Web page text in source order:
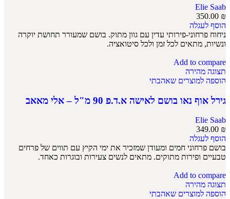
Elie Saab
350.00 ₪
הוסף לעגלה
ניחוח פרחוני-פירותי עדין עם גוון מתוק. בושם שמעורר תחושת יוקרה
ונשיות, מתאים לכל זמן ולכל סיטואציה.
Add to compare
תצוגה מהירה
הוספה למוצרים שאהבתי
גירל אוף נאו בושם לאישה א.ד.פ 90 מ"ל – אלי מאאב
Elie Saab
349.00 ₪
הוסף לעגלה
בושם פרחוני חמים ומעודן שמזכיר את ימי הקיץ עם תווים של פרחים
טבעיים ופירות מתוקים. מתאים לנשים צעירות ובוגרות כאחד.
Add to compare
תצוגה מהירה
הוספה למוצרים שאהבתי